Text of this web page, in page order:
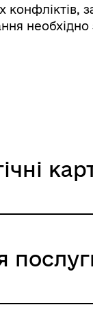
міжнародний
необхідно